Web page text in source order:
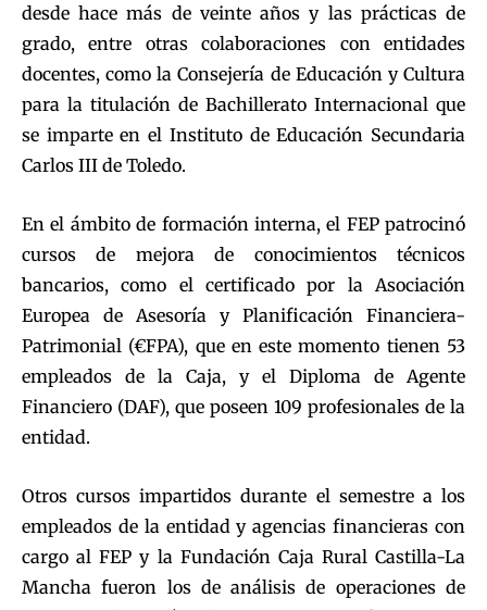
desde hace más de veinte años y las prácticas de
grado, entre otras colaboraciones con entidades
docentes, como la Consejería de Educación y Cultura
para la titulación de Bachillerato Internacional que
se imparte en el Instituto de Educación Secundaria
Carlos III de Toledo.
En el ámbito de formación interna, el FEP patrocinó
cursos de mejora de conocimientos técnicos
bancarios, como el certificado por la Asociación
Europea de Asesoría y Planificación Financiera-
Patrimonial (€FPA), que en este momento tienen 53
empleados de la Caja, y el Diploma de Agente
Financiero (DAF), que poseen 109 profesionales de la
entidad.
Otros cursos impartidos durante el semestre a los
empleados de la entidad y agencias financieras con
cargo al FEP y la Fundación Caja Rural Castilla-La
Mancha fueron los de análisis de operaciones de